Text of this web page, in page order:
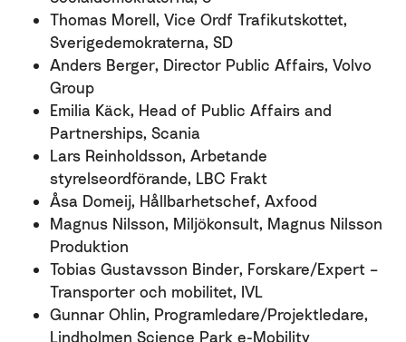
Thomas Morell, Vice Ordf Trafikutskottet,
Sverigedemokraterna, SD
Anders Berger, Director Public Affairs, Volvo
Group
Emilia Käck, Head of Public Affairs and
Partnerships, Scania
Lars Reinholdsson, Arbetande
styrelseordförande, LBC Frakt
Åsa Domeij, Hållbarhetschef, Axfood
Magnus Nilsson, Miljökonsult, Magnus Nilsson
Produktion
Tobias Gustavsson Binder, Forskare/Expert –
Transporter och mobilitet, IVL
Gunnar Ohlin, Programledare/Projektledare,
Lindholmen Science Park e-Mobility